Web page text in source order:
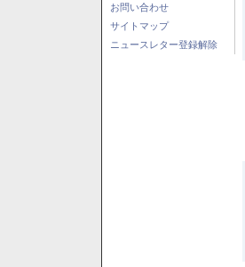
お問い合わせ
サイトマップ
ニュースレター登録解除